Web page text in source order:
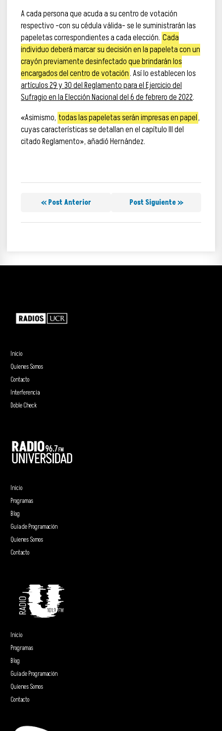
A cada persona que acuda a su centro de votación
respectivo –con su cédula válida– se le suministrarán las
papeletas correspondientes a cada elección. Cada
individuo deberá marcar su decisión en la papeleta con un
crayón previamente desinfectado que brindarán los
encargados del centro de votación. Así lo establecen los
artículos 29 y 30 del Reglamento para el Ejercicio del
Sufragio en la Elección Nacional del 6 de febrero de 2022.
«Asimismo, todas las papeletas serán impresas en papel,
cuyas características se detallan en el capítulo III del
citado Reglamento», añadió Hernández.
« Post Anterior Post Siguiente »
Inicio
Quienes Somos
Contacto
Interferencia
Doble Check
Inicio
Programas
Blog
Guía de Programación
Quienes Somos
Contacto
Inicio
Programas
Blog
Guía de Programación
Quienes Somos
Contacto